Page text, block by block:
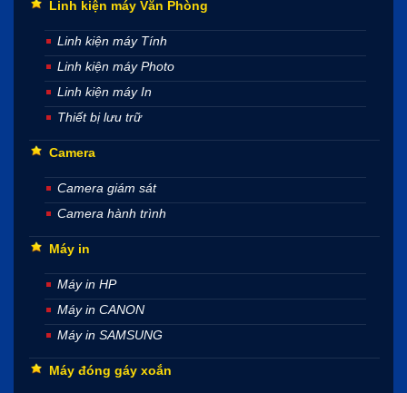
Linh kiện máy Văn Phòng
Linh kiện máy Tính
Linh kiện máy Photo
Linh kiện máy In
Thiết bị lưu trữ
Camera
Camera giám sát
Camera hành trình
Máy in
Máy in HP
Máy in CANON
Máy in SAMSUNG
Máy đóng gáy xoắn